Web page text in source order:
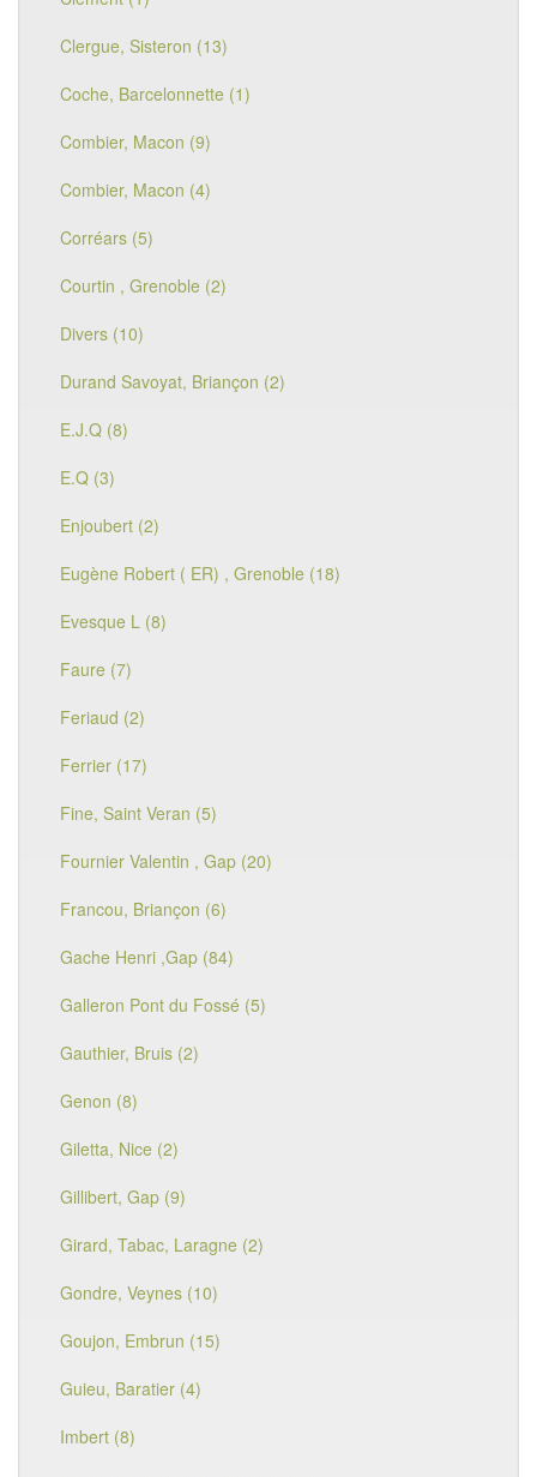
Clergue, Sisteron (13)
Coche, Barcelonnette (1)
Combier, Macon (9)
Combier, Macon (4)
Corréars (5)
Courtin , Grenoble (2)
Divers (10)
Durand Savoyat, Briançon (2)
E.J.Q (8)
E.Q (3)
Enjoubert (2)
Eugène Robert ( ER) , Grenoble (18)
Evesque L (8)
Faure (7)
Feriaud (2)
Ferrier (17)
Fine, Saint Veran (5)
Fournier Valentin , Gap (20)
Francou, Briançon (6)
Gache Henri ,Gap (84)
Galleron Pont du Fossé (5)
Gauthier, Bruis (2)
Genon (8)
Giletta, Nice (2)
Gillibert, Gap (9)
Girard, Tabac, Laragne (2)
Gondre, Veynes (10)
Goujon, Embrun (15)
Guieu, Baratier (4)
Imbert (8)